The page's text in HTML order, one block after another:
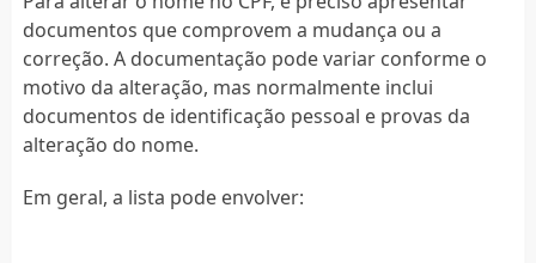
documentos que comprovem a mudança ou a
correção. A documentação pode variar conforme o
motivo da alteração, mas normalmente inclui
documentos de identificação pessoal e provas da
alteração do nome.
Em geral, a lista pode envolver: